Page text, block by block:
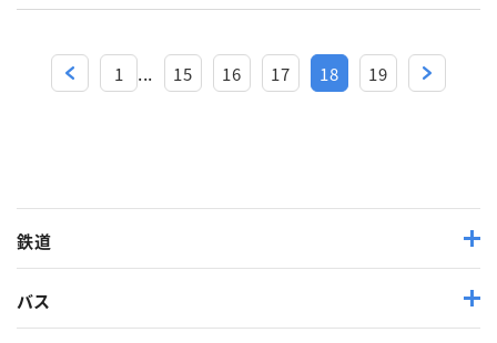
1 ... 15 16 17 18 19
鉄道
バス